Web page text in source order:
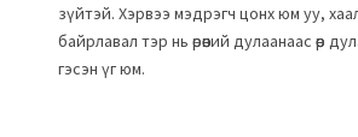
зүйтэй. Хэрвээ мэдрэгч цонх юм уу,
байрлавал тэр нь өрөөний дулаанаас өөр
гэсэн үг юм.